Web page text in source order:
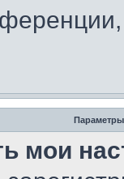
Параметры
мои